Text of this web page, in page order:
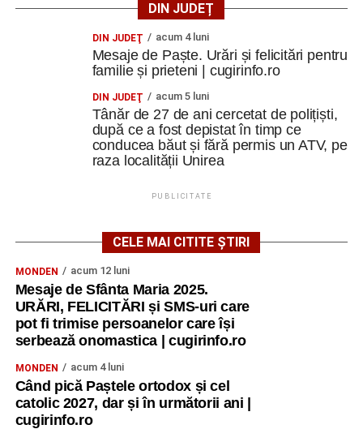
DIN JUDEȚ
DIN JUDEŢ acum 4 luni
Mesaje de Paște. Urări și felicitări pentru
familie și prieteni | cugirinfo.ro
DIN JUDEŢ acum 5 luni
Tânăr de 27 de ani cercetat de polițiști,
după ce a fost depistat în timp ce
conducea băut și fără permis un ATV, pe
raza localității Unirea
PUBLICITATE
CELE MAI CITITE ȘTIRI
MONDEN acum 12 luni
Mesaje de Sfânta Maria 2025.
URĂRI, FELICITĂRI și SMS-uri care
pot fi trimise persoanelor care își
serbează onomastica | cugirinfo.ro
MONDEN acum 4 luni
Când pică Paștele ortodox și cel
catolic 2027, dar și în următorii ani |
cugirinfo.ro